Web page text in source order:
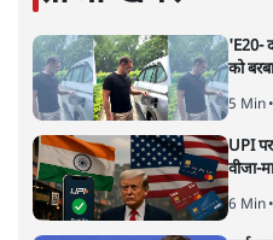
पवन उप्रेतीकी और स्टोरी पढ़ें